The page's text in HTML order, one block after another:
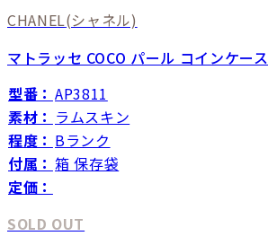
CHANEL(シャネル)
マトラッセ COCO パール コインケース
型番： AP3811
素材： ラムスキン
程度： Bランク
付属： 箱 保存袋
定価：
SOLD OUT